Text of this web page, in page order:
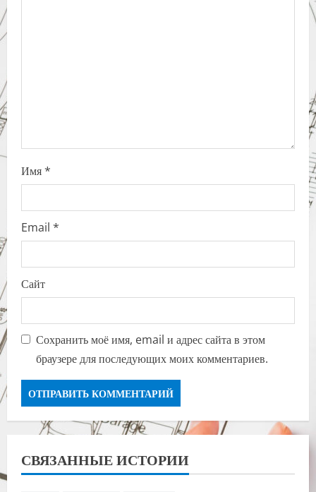
Имя*
Email *
Сайт
Сохранить моё имя, email и адрес сайта в этом
браузере для последующих моих комментариев.
СВЯЗАННЫЕ ИСТОРИИ